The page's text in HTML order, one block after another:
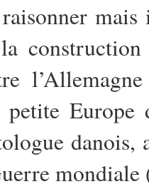
petite
danois,